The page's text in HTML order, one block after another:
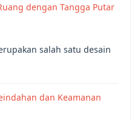
dengan Tangga Putar
salah satu desain
dan Keamanan